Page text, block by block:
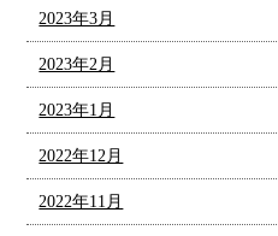
2023年3月
2023年2月
2023年1月
2022年12月
2022年11月